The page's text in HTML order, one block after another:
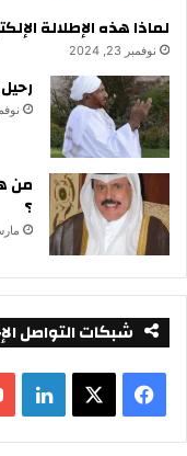
لماذا هذه الإطلالة
نوفمبر 23, 2024
نوفمبر
من
؟
مارس
شبكات التواصل
ي
X
ي